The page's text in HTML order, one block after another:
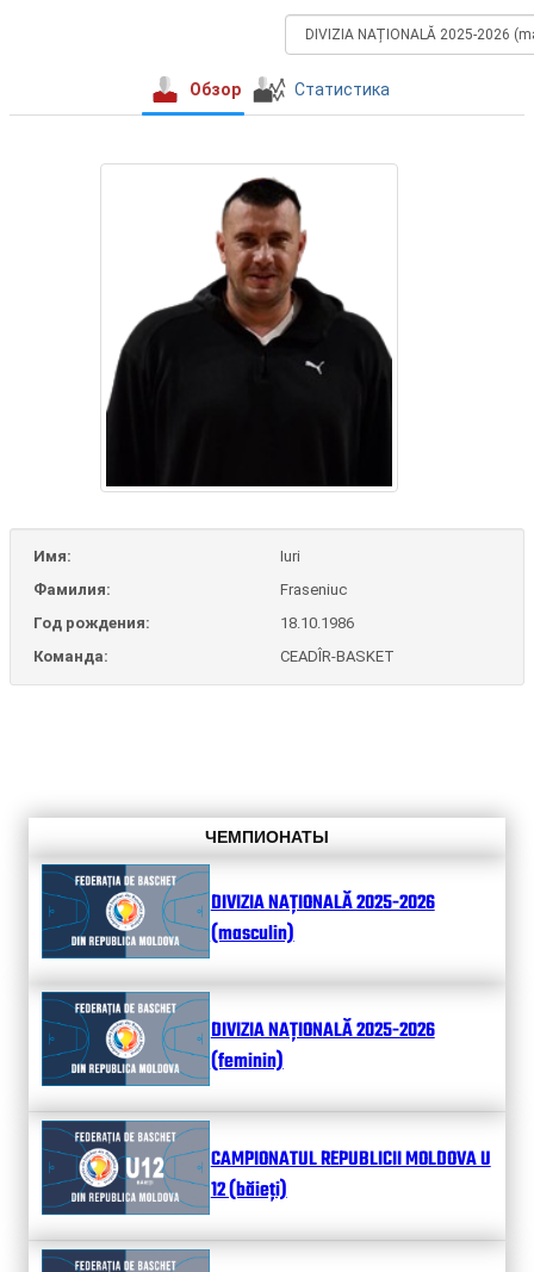
Обзор Статистика
Имя:
Iuri
Фамилия:
Fraseniuc
Год рождения:
18.10.1986
Команда:
CEADÎR-BASKET
ЧЕМПИОНАТЫ
DIVIZIA NAȚIONALĂ 2025-2026
(masculin)
DIVIZIA NAȚIONALĂ 2025-2026
(feminin)
CAMPIONATUL REPUBLICII MOLDOVA U
12 (băieți)